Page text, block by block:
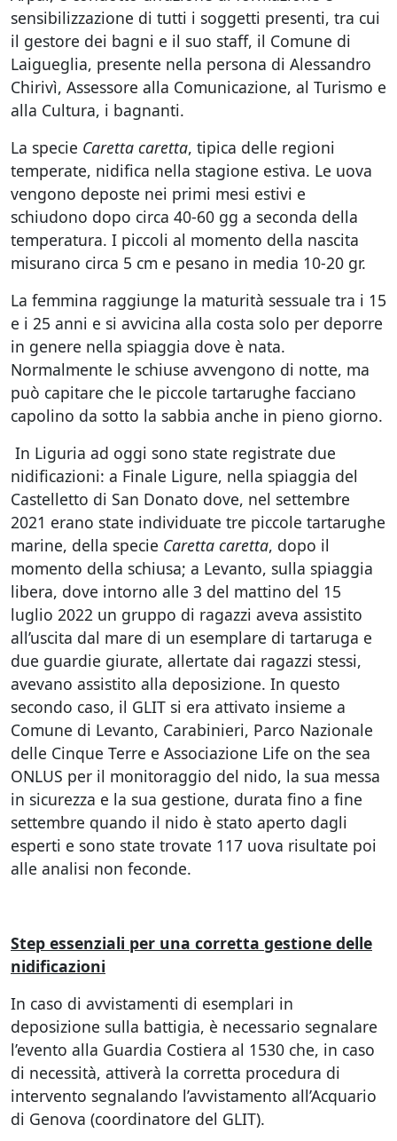
sensibilizzazione di tutti i soggetti presenti, tra cui
il gestore dei bagni e il suo staff, il Comune di
Laigueglia, presente nella persona di Alessandro
Chirivì, Assessore alla Comunicazione, al Turismo e
alla Cultura, i bagnanti.
La specie Caretta caretta, tipica delle regioni
temperate, nidifica nella stagione estiva. Le uova
vengono deposte nei primi mesi estivi e
schiudono dopo circa 40-60 gg a seconda della
temperatura. I piccoli al momento della nascita
misurano circa 5 cm e pesano in media 10-20 gr.
La femmina raggiunge la maturità sessuale tra i 15
e i 25 anni e si avvicina alla costa solo per deporre
in genere nella spiaggia dove è nata.
Normalmente le schiuse avvengono di notte, ma
può capitare che le piccole tartarughe facciano
capolino da sotto la sabbia anche in pieno giorno.
In Liguria ad oggi sono state registrate due
nidificazioni: a Finale Ligure, nella spiaggia del
Castelletto di San Donato dove, nel settembre
2021 erano state individuate tre piccole tartarughe
marine, della specie Caretta caretta, dopo il
momento della schiusa; a Levanto, sulla spiaggia
libera, dove intorno alle 3 del mattino del 15
luglio 2022 un gruppo di ragazzi aveva assistito
all’uscita dal mare di un esemplare di tartaruga e
due guardie giurate, allertate dai ragazzi stessi,
avevano assistito alla deposizione. In questo
secondo caso, il GLIT si era attivato insieme a
Comune di Levanto, Carabinieri, Parco Nazionale
delle Cinque Terre e Associazione Life on the sea
ONLUS per il monitoraggio del nido, la sua messa
in sicurezza e la sua gestione, durata fino a fine
settembre quando il nido è stato aperto dagli
esperti e sono state trovate 117 uova risultate poi
alle analisi non feconde.
Step essenziali per una corretta gestione delle
nidificazioni
In caso di avvistamenti di esemplari in
deposizione sulla battigia, è necessario segnalare
l’evento alla Guardia Costiera al 1530 che, in caso
di necessità, attiverà la corretta procedura di
intervento segnalando l’avvistamento all’Acquario
di Genova (coordinatore del GLIT).